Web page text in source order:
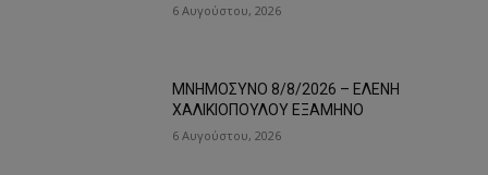
6 Αυγούστου, 2026
ΜΝΗΜΟΣΥΝΟ 8/8/2026 – ΕΛΕΝΗ
ΧΑΛΙΚΙΟΠΟΥΛΟΥ ΕΞΑΜΗΝΟ
6 Αυγούστου, 2026